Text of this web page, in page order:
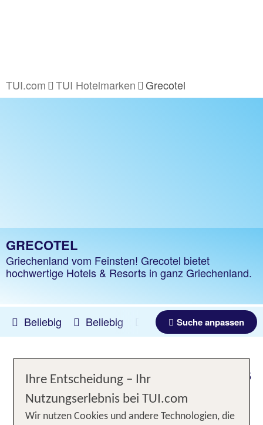
TUI.com TUI Hotelmarken Grecotel
GRECOTEL
Griechenland vom Feinsten! Grecotel bietet
hochwertige Hotels & Resorts in ganz Griechenland.
Beliebig Beliebig 12.08.2026 -07.03.2027
Suche anpassen
GRECOTEL HOTELS & RESORTS
- Wo Griechenland am schönsten
ist!
Ihre Entscheidung – Ihr
Nutzungserlebnis bei TUI.com
Wir nutzen Cookies und andere Technologien, die